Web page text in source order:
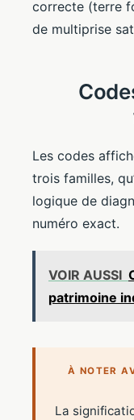
correcte (terre
de multiprise
Les codes
trois familles,
logique de
numéro exact.
VOIR AUSSI
patrimoine
À NOTER
La